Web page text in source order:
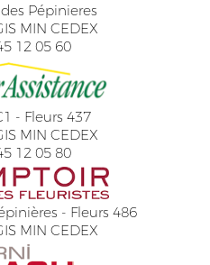
Pépinieres
MIN CEDEX
12 05 60
- Fleurs 437
MIN CEDEX
12 05 80
- Fleurs 486
MIN CEDEX